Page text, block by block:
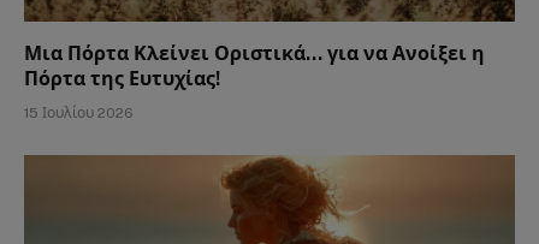
Μια Πόρτα Κλείνει Οριστικά… για να Ανοίξει η
Πόρτα της Ευτυχίας!
15 Ιουλίου 2026